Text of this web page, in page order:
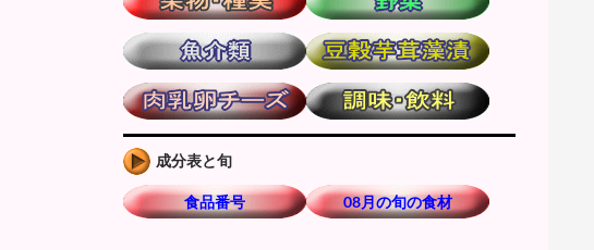
成分表と旬
食品番号 08月の旬の食材